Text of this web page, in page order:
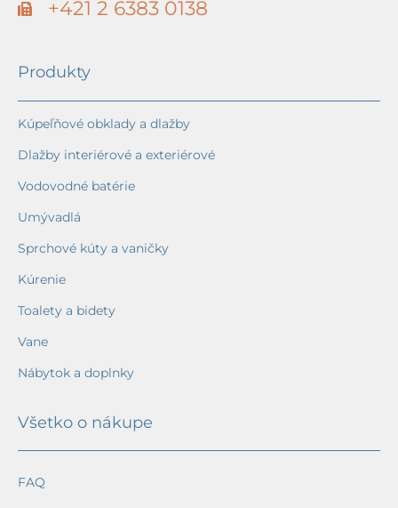
+421 2 6383 0138
Produkty
Kúpeľňové obklady a dlažby
Dlažby interiérové a exteriérové
Vodovodné batérie
Umývadlá
Sprchové kúty a vaničky
Kúrenie
Toalety a bidety
Vane
Nábytok a doplnky
Všetko o nákupe
FAQ